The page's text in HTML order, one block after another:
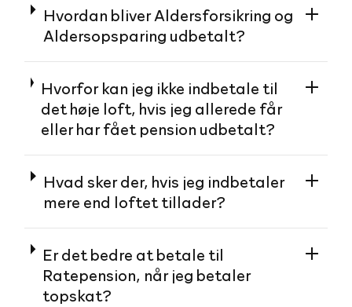
Hvordan bliver Aldersforsikring og
Aldersopsparing udbetalt?
Hvorfor kan jeg ikke indbetale til
det høje loft, hvis jeg allerede får
eller har fået pension udbetalt?
Hvad sker der, hvis jeg indbetaler
mere end loftet tillader?
Er det bedre at betale til
Ratepension, når jeg betaler
topskat?